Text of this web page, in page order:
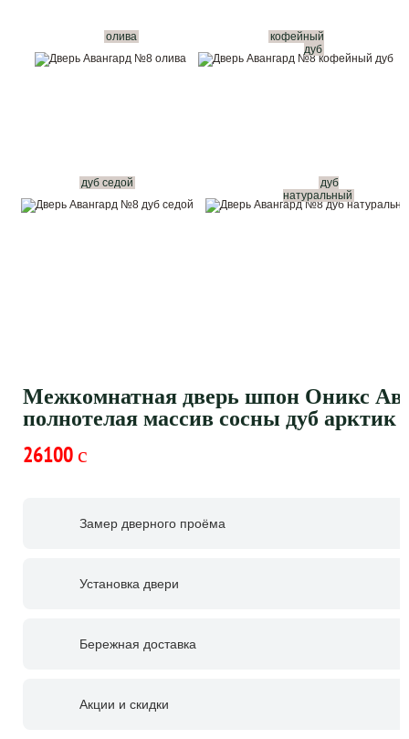
олива
кофейный
дуб
дуб седой
дуб
натуральный
Межкомнатная дверь шпон Оникс
полнотелая массив сосны дуб арктик
26100 c
Замер дверного проёма
Установка двери
Бережная доставка
Акции и скидки